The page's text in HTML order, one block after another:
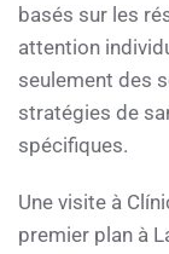
basés sur les
attention
seulement des
stratégies de
spécifiques.
Une visite à
premier plan à